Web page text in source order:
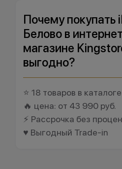
Почему покупать
Белово в
магазине
выгодно?
⭐ 18 товаров в каталоге
🔥 цена: от 43 990 руб.
⚡ Рассрочка без
♥️ Выгодный Trade-in